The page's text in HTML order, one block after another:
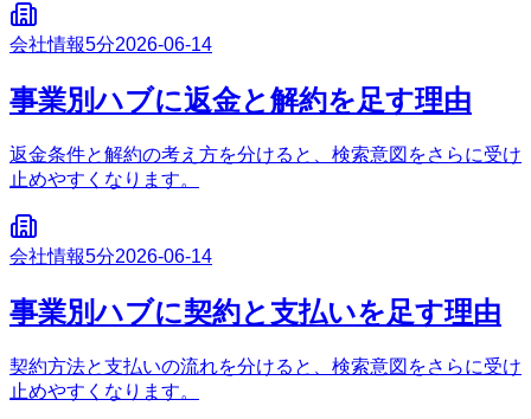
会社情報5分2026-06-14
事業別ハブに返金と解約を足す理由
返金条件と解約の考え方を分けると、検索意図をさらに受け
止めやすくなります。
会社情報5分2026-06-14
事業別ハブに契約と支払いを足す理由
契約方法と支払いの流れを分けると、検索意図をさらに受け
止めやすくなります。